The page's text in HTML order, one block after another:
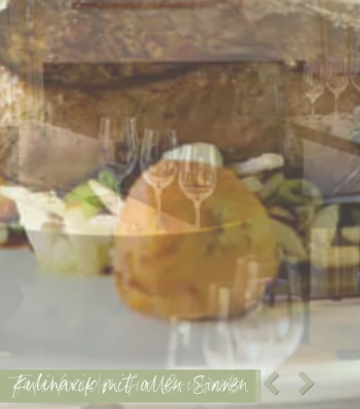
Tafelfreuden für Gourmets
Kulinarik mit allen Sinnen
Stilvoll genießen
Restaurant
Oberlausitzer Stube